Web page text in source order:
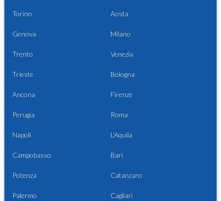
Torino Aosta
Genova Milano
Trento Venezia
Trieste Bologna
Ancona Firenze
Perugia Roma
Napoli L'Aquila
Campobasso Bari
Potenza Catanzaro
Palermo Cagliari